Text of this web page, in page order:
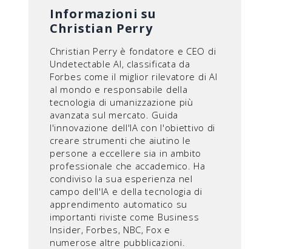
Informazioni su
Christian Perry
Christian Perry è fondatore e CEO di
Undetectable AI, classificata da
Forbes come il miglior rilevatore di AI
al mondo e responsabile della
tecnologia di umanizzazione più
avanzata sul mercato. Guida
l'innovazione dell'IA con l'obiettivo di
creare strumenti che aiutino le
persone a eccellere sia in ambito
professionale che accademico. Ha
condiviso la sua esperienza nel
campo dell'IA e della tecnologia di
apprendimento automatico su
importanti riviste come Business
Insider, Forbes, NBC, Fox e
numerose altre pubblicazioni.